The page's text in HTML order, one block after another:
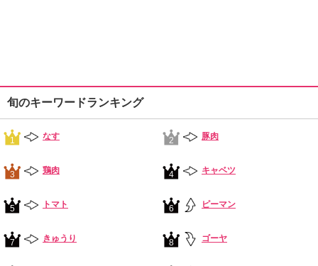
旬のキーワードランキング
1 なす 2 豚肉
3 鶏肉 4 キャベツ
5 トマト 6 ピーマン
7 きゅうり 8 ゴーヤ